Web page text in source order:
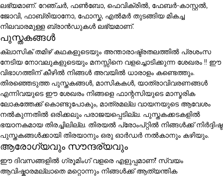
ലഭ്യമാണ്. റേഞ്ചർ, ഫൺബോ, ഫെവിക്രിൽ, ഫേബർ-കാസ്റ്റൽ,
ജോവി, ഫാബ്രിയാനോ, ഫോസ്ക, എൽമർ തുടങ്ങിയ മികച്ച
നിലവാരമുള്ള ബ്രാൻഡുകൾ ലഭ്യമാണ്.
പുസ്തകങ്ങൾ
ക്ലാസിക് തമിഴ് കഥകളുടെയും അന്താരാഷ്ട്രതലത്തിൽ പ്രശംസ
നേടിയ നോവലുകളുടെയും മനസ്സിനെ വളച്ചൊടിക്കുന്ന ശേഖരം !! ഈ
വിഭാഗത്തിന് കീഴിൽ നിങ്ങൾ അവയിൽ ധാരാളം കണ്ടെത്തും.
തിരഞ്ഞെടുത്ത പുസ്തകങ്ങൾ, മാസികകൾ, യാത്രാവിവരണങ്ങൾ
എന്നിവയുടെ ഈ ശേഖരം നിങ്ങളെ ഫാന്റസിയുടെ മാസ്മരിക
ലോകത്തേക്ക് കൊണ്ടുപോകും, മാത്രമല്ല വായനയുടെ ആവേശം
നൽകുന്നതിൽ ഒരിക്കലും പരാജയപ്പെടില്ല. പുസ്തകക്കടകളിൽ
ഭയാനകമായ തിരച്ചിലില്ല. തിരയൽ പ്രോംപ്റ്റിൽ നിങ്ങൾക്ക് നിർദ്ദിഷ്ട
പുസ്തകങ്ങൾക്കായി തിരയാനും ഒരു ഓർഡർ നൽകാനും കഴിയും.
ആരോഗ്യവും സൗന്ദര്യവും
ഈ ദിവസങ്ങളിൽ ഗ്രൂമിംഗ് വളരെ എളുപ്പമാണ്! സ്വയം
ആവിഷ്കാരമല്ലാതെ മറ്റൊന്നും നിങ്ങൾക്ക് ആത്യന്തിക